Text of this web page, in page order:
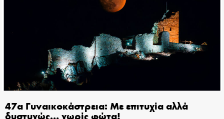
47α Γυναικοκάστρεια: Με επιτυχία αλλά
δυστυχώς… χωρίς φώτα!